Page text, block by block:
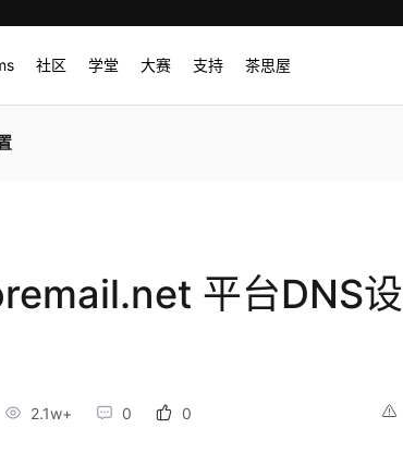
社区 学堂 大赛 支持 茶思屋
平台DNS设
2.1w+ 0 0